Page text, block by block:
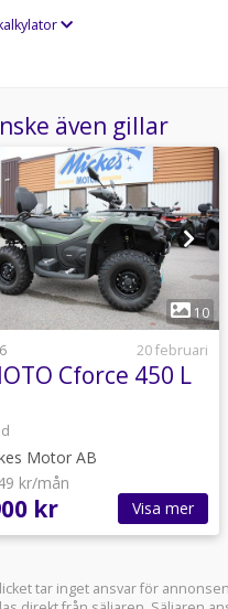
även gillar
1
10
20 februari
Cforce 450 L
Motor AB
kr/mån
kr Visa mer
tar inget ansvar för